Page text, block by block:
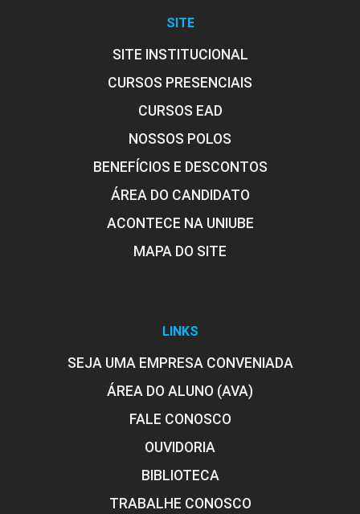
10h
Rotinas de Produção e Execução de
10h
Avaliação do Evento
SITE
SITE INSTITUCIONAL
CURSOS PRESENCIAIS
CURSOS EAD
NOSSOS POLOS
BENEFÍCIOS E DESCONTOS
ÁREA DO CANDIDATO
ACONTECE NA UNIUBE
MAPA DO SITE
LINKS
SEJA UMA EMPRESA CONVENIADA
ÁREA DO ALUNO (AVA)
FALE CONOSCO
OUVIDORIA
BIBLIOTECA
TRABALHE CONOSCO